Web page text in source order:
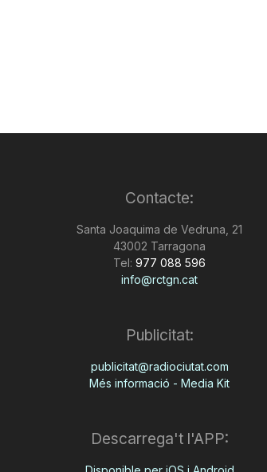
Contacte:
Santa Joaquima de Vedruna, 21
43002 Tarragona
Tel: 977 088 596
info@rctgn.cat
Publicitat:
publicitat@radiociutat.com
Més informació - Media Kit
Descarrega't l'APP: